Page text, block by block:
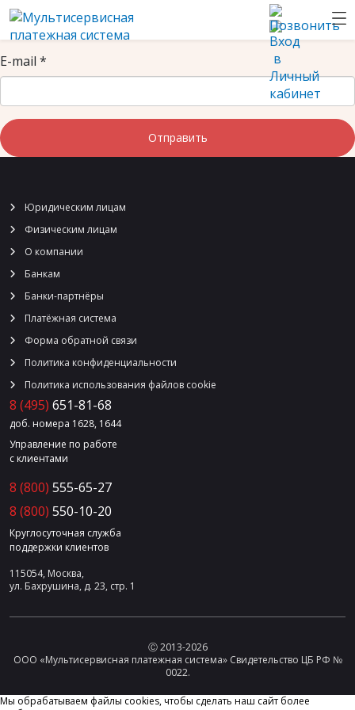
E-mail *
Отправить
Юридическим лицам
Физическим лицам
О компании
Банкам
Банки-партнёры
Платёжная система
Форма обратной связи
Политика конфиденциальности
Политика использования файлов cookie
8 (495) 651-81-68
доб. номера 1628, 1644
Управление по работе
с клиентами
8 (800) 555-65-27
8 (800) 550-10-20
Круглосуточная служба
поддержки клиентов
115054, Москва,
ул. Бахрушина, д. 23, стр. 1
Ⓒ 2013-2026
ООО «Мультисервисная платежная система» Свидетельство ЦБ РФ №
0022.
Мы обрабатываем файлы cookies, чтобы сделать наш сайт более